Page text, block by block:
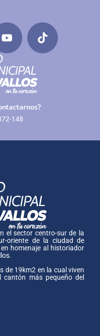
148
el sector centro-sur de la
oriente de la ciudad de
homenaje al historiador
de 19km2 en la cual viven
cantón más pequeño del